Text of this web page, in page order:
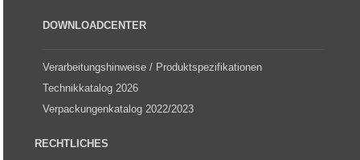
DOWNLOADCENTER
Verarbeitungshinweise / Produktspezifikationen
Technikkatalog 2026
Verpackungenkatalog 2022/2023
RECHTLICHES